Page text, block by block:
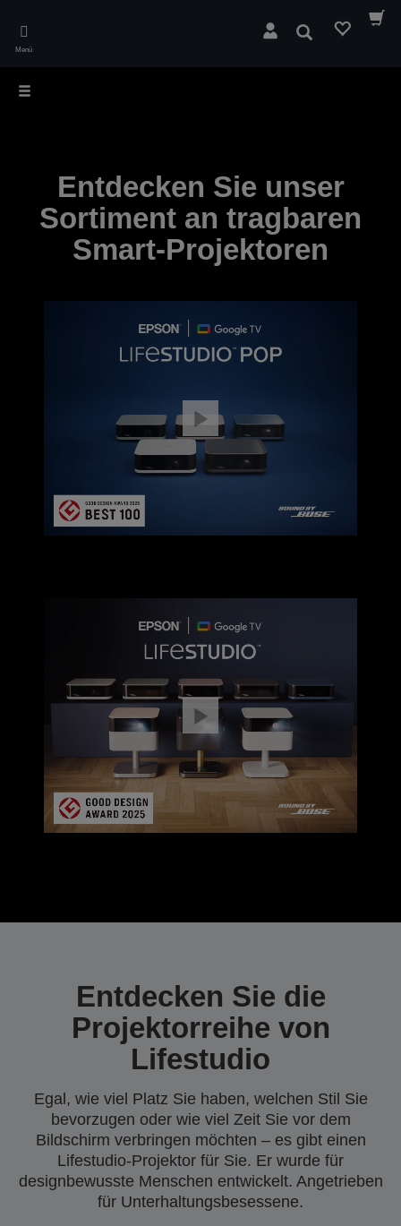
main
Menü
Suchen
Entdecken Sie unser
Sortiment an tragbaren
Smart-Projektoren
Entdecken Sie die
Projektorreihe von
Lifestudio
Egal, wie viel Platz Sie haben, welchen Stil Sie
bevorzugen oder wie viel Zeit Sie vor dem
Bildschirm verbringen möchten – es gibt einen
Lifestudio-Projektor für Sie. Er wurde für
designbewusste Menschen entwickelt. Angetrieben
für Unterhaltungsbesessene.